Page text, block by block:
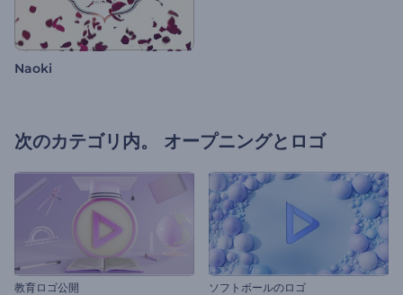
Naoki
次のカテゴリ内。 オープニングとロゴ
教育ロゴ公開 ソフトボールのロゴ